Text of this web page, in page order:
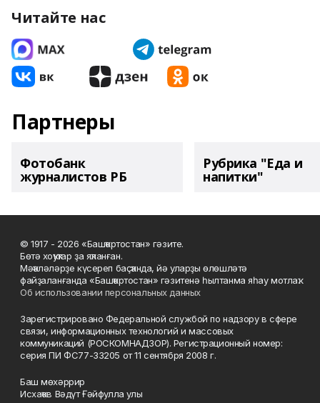
Читайте нас
Партнеры
Фотобанк
журналистов РБ
Рубрика "Еда и
напитки"
© 1917 - 2026 «Башҡортостан» гәзите.
Бөтә хоҡуҡтар ҙа яҡланған.
Мәҡәләләрҙе күсереп баҫҡанда, йә уларҙы өлөшләтә
файҙаланғанда «Башҡортостан» гәзитенә һылтанма яһау мотлаҡ.
Об использовании персональных данных
Зарегистрировано Федеральной службой по надзору в сфере
связи, информационных технологий и массовых
коммуникаций (РОСКОМНАДЗОР). Регистрационный номер:
серия ПИ ФС77-33205 от 11 сентября 2008 г.
Баш мөхәррир
Исхаҡов Вәдүт Ғәйфулла улы